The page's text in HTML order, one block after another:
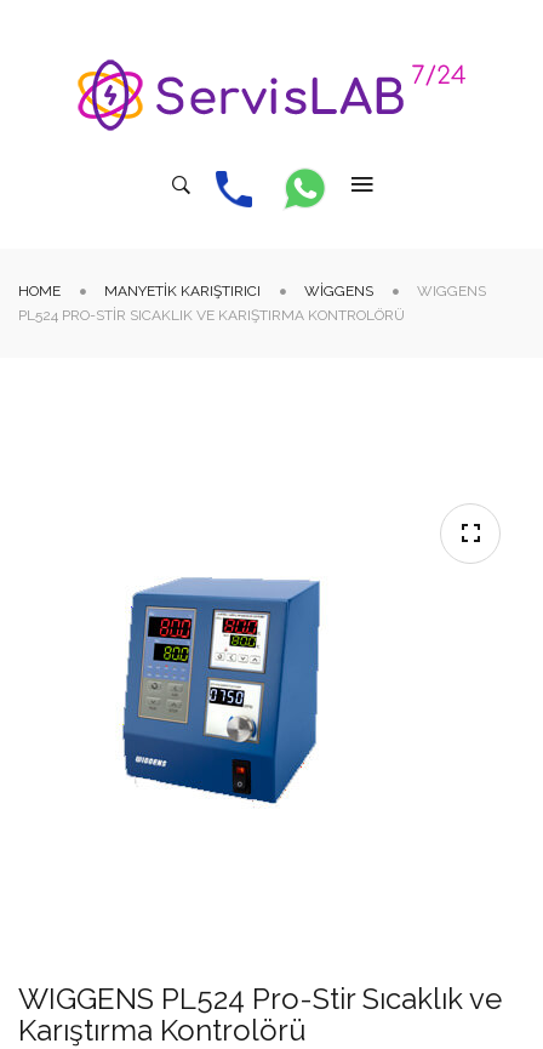
HOME MANYETIK KARIŞTIRICI WIGGENS
WIGGENS
PL524 PRO-STIR SICAKLIK VE KARIŞTIRMA KONTROLÖRÜ
WIGGENS PL524 Pro-Stir Sıcaklık ve
Karıştırma Kontrolörü